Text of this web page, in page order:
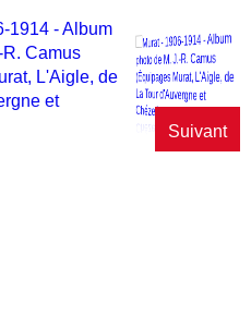
Suivant